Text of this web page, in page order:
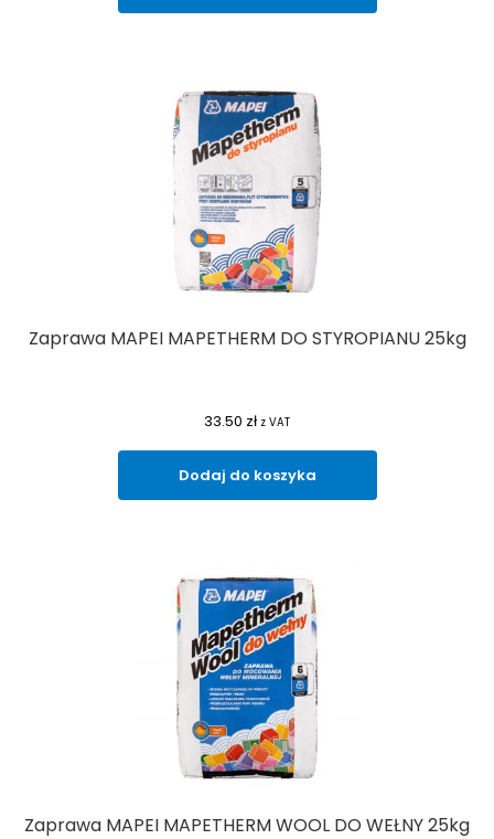
Zaprawa MAPEI MAPETHERM DO STYROPIANU 25kg
33.50 zł z VAT
Dodaj do koszyka
Zaprawa MAPEI MAPETHERM WOOL DO WEŁNY 25kg